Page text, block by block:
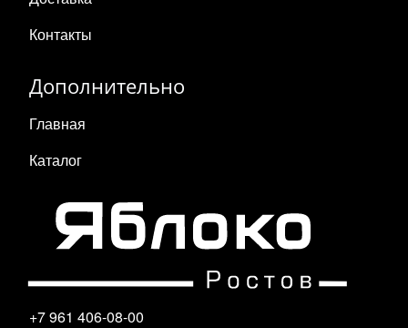
Контакты
Дополнительно
Главная
Каталог
+7 961 406-08-00